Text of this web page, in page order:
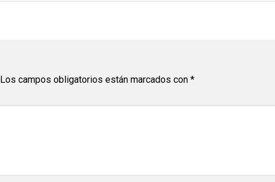
Los campos obligatorios están marcados con *